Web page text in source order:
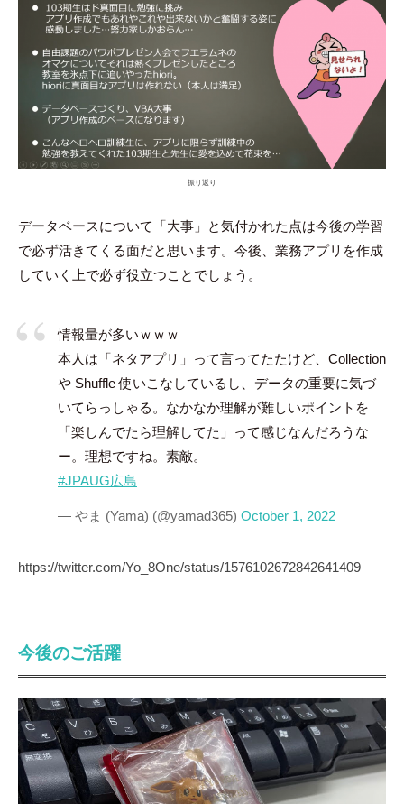
振り返り
データベースについて「大事」と気付かれた点は今後の学習
で必ず活きてくる面だと思います。今後、業務アプリを作成
していく上で必ず役立つことでしょう。
情報量が多いｗｗｗ
本人は「ネタアプリ」って言ってたたけど、Collection
や Shuffle 使いこなしているし、データの重要に気づ
いてらっしゃる。なかなか理解が難しいポイントを
「楽しんでたら理解してた」って感じなんだろうな
ー。理想ですね。素敵。
#JPAUG広島
— やま (Yama) (@yamad365) October 1, 2022
https://twitter.com/Yo_8One/status/1576102672842641409
今後のご活躍